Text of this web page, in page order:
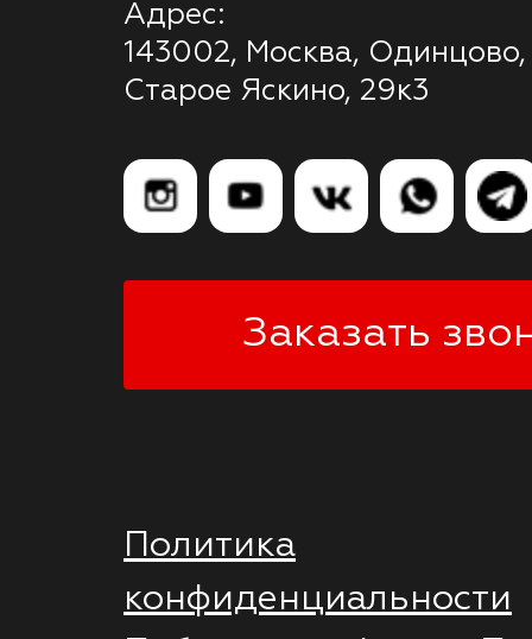
Адрес:
143002, Москва, Одинцово,
Старое Яскино, 29к3
Заказать
Политика
конфиденциальности